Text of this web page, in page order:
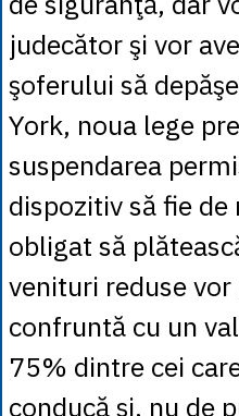
judecător şi vor
şoferului să
York, noua lege
suspendarea
dispozitiv să fie
obligat să
venituri reduse vor
confruntă cu un
75% dintre cei
conducă şi, nu de